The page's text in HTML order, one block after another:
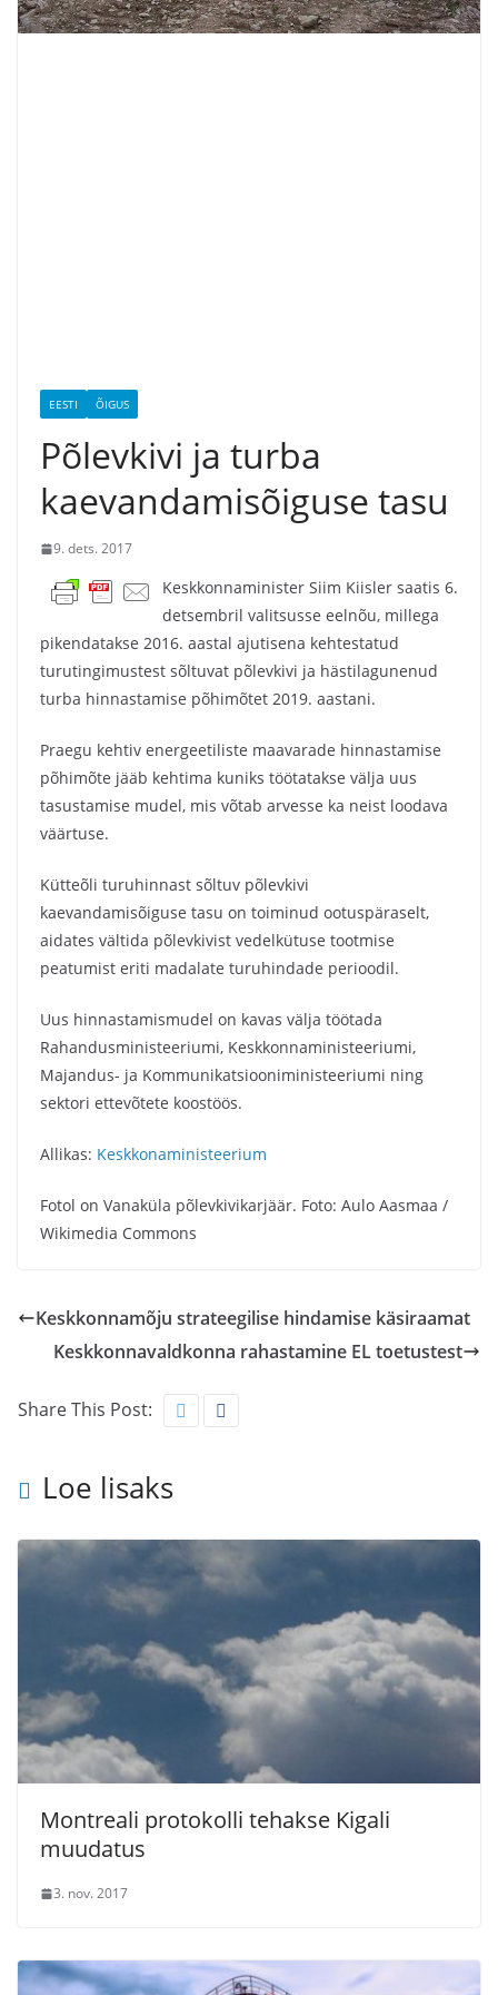
EESTI ÕIGUS
Põlevkivi ja turba
kaevandamisõiguse tasu
9. dets. 2017
Keskkonnaminister Siim Kiisler saatis 6.
detsembril valitsusse eelnõu, millega
pikendatakse 2016. aastal ajutisena kehtestatud
turutingimustest sõltuvat põlevkivi ja hästilagunenud
turba hinnastamise põhimõtet 2019. aastani.
Praegu kehtiv energeetiliste maavarade hinnastamise
põhimõte jääb kehtima kuniks töötatakse välja uus
tasustamise mudel, mis võtab arvesse ka neist loodava
väärtuse.
Kütteõli turuhinnast sõltuv põlevkivi
kaevandamisõiguse tasu on toiminud ootuspäraselt,
aidates vältida põlevkivist vedelkütuse tootmise
peatumist eriti madalate turuhindade perioodil.
Uus hinnastamismudel on kavas välja töötada
Rahandusministeeriumi, Keskkonnaministeeriumi,
Majandus- ja Kommunikatsiooniministeeriumi ning
sektori ettevõtete koostöös.
Allikas: Keskkonaministeerium
Fotol on Vanaküla põlevkivikarjäär. Foto: Aulo Aasmaa /
Wikimedia Commons
Keskkonnamõju strateegilise hindamise käsiraamat
Keskkonnavaldkonna rahastamine EL toetustest
Share This Post:
Loe lisaks
Montreali protokolli tehakse Kigali
muudatus
3. nov. 2017